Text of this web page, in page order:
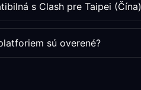
s Clash pre Taipei
sú overené?